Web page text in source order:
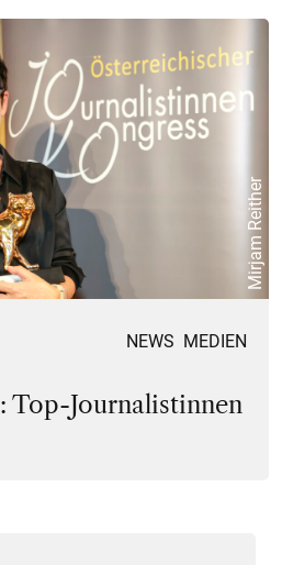
Mirjam Reither
NEWS MEDIEN
Top-Journalistinnen